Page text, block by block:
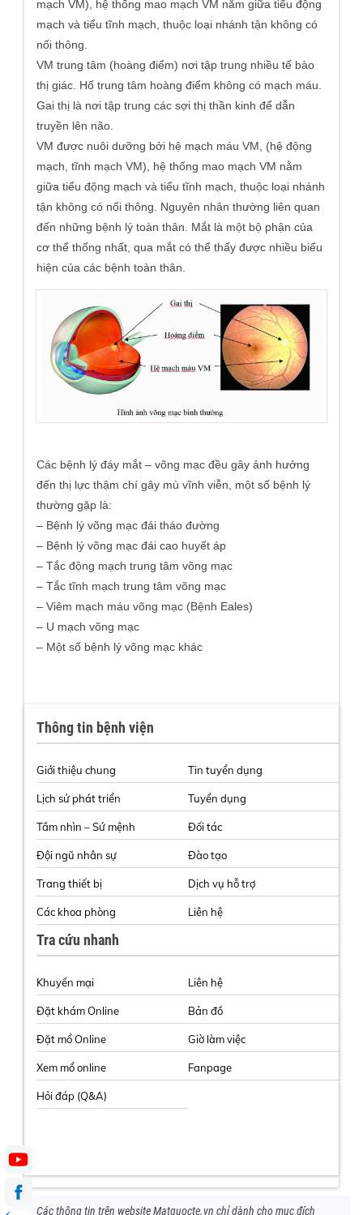
mạch VM), hệ thống mao mạch VM nằm giữa tiểu động
mạch và tiểu tĩnh mạch, thuộc loại nhánh tận không có
nối thông.
VM trung tâm (hoàng điểm) nơi tập trung nhiều tế bào
thị giác. Hố trung tâm hoàng điểm không có mạch máu.
Gai thị là nơi tập trung các sợi thị thần kinh để dẫn
truyền lên não.
VM được nuôi dưỡng bởi hệ mạch máu VM, (hệ động
mạch, tĩnh mạch VM), hệ thống mao mạch VM nằm
giữa tiểu động mạch và tiểu tĩnh mạch, thuộc loại nhánh
tận không có nối thông. Nguyên nhân thường liên quan
đến những bệnh lý toàn thân. Mắt là một bộ phận của
cơ thể thống nhất, qua mắt có thể thấy được nhiều biểu
hiện của các bệnh toàn thân.
Các bệnh lý đáy mắt – võng mạc đều gây ảnh hưởng
đến thị lực thậm chí gây mù vĩnh viễn, một số bệnh lý
thường gặp là:
– Bệnh lý võng mạc đái tháo đường
– Bệnh lý võng mạc đái cao huyết áp
– Tắc động mạch trung tâm võng mạc
– Tắc tĩnh mạch trung tâm võng mạc
– Viêm mạch máu võng mạc (Bệnh Eales)
– U mạch võng mạc
– Một số bệnh lý võng mạc khác
Thông tin bệnh viện
Giới thiệu chung
Lịch sử phát triển
Tầm nhìn – Sứ mệnh
Đội ngũ nhân sự
Trang thiết bị
Các khoa phòng
Tin tuyển dụng
Tuyển dụng
Đối tác
Đào tạo
Dịch vụ hỗ trợ
Liên hệ
Tra cứu nhanh
Khuyến mại
Đặt khám Online
Đặt mổ Online
Xem mổ online
Hỏi đáp (Q&A)
Liên hệ
Bản đồ
Giờ làm việc
Fanpage
Các thông tin trên website Matquocte.vn chỉ dành cho mục đích